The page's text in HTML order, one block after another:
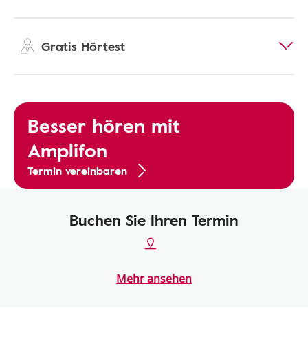
Gratis Hörtest
Besser hören mit
Amplifon
Termin vereinbaren
Buchen Sie Ihren Termin
Mehr ansehen